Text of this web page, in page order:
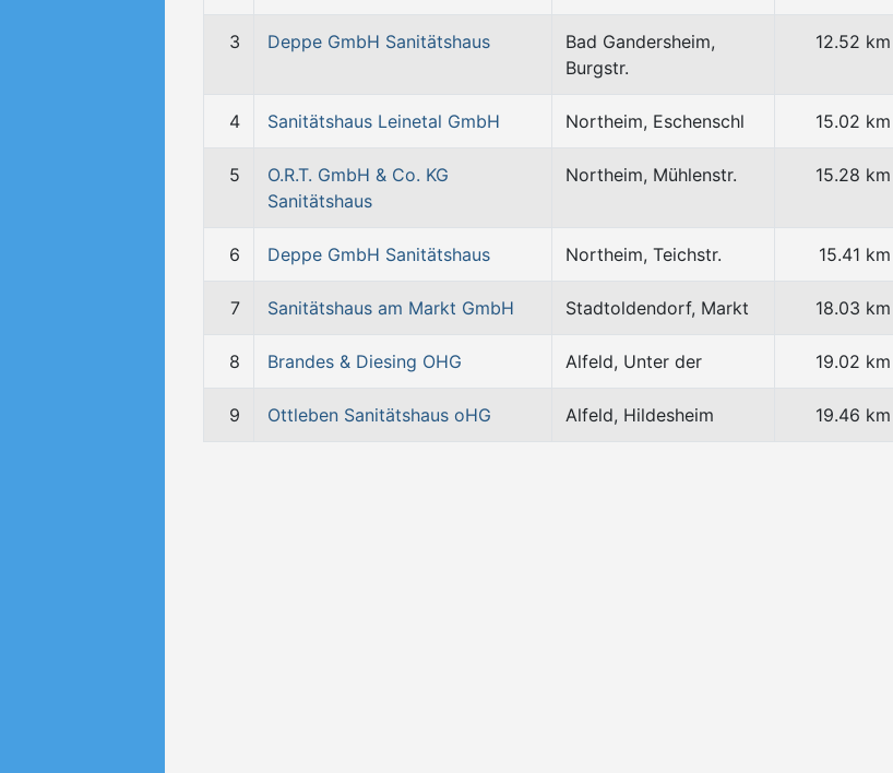
3 Deppe GmbH Sanitätshaus
Bad Gandersheim,
Burgstr.
12.52 km
4 Sanitätshaus Leinetal GmbH Northeim, Eschenschl 15.02 km
5
O.R.T. GmbH & Co. KG
Sanitätshaus
Northeim, Mühlenstr. 15.28 km
6 Deppe GmbH Sanitätshaus Northeim, Teichstr. 15.41 km
7 Sanitätshaus am Markt GmbH Stadtoldendorf, Markt 18.03 km
8 Brandes & Diesing OHG Alfeld, Unter der 19.02 km
9 Ottleben Sanitätshaus oHG Alfeld, Hildesheim 19.46 km